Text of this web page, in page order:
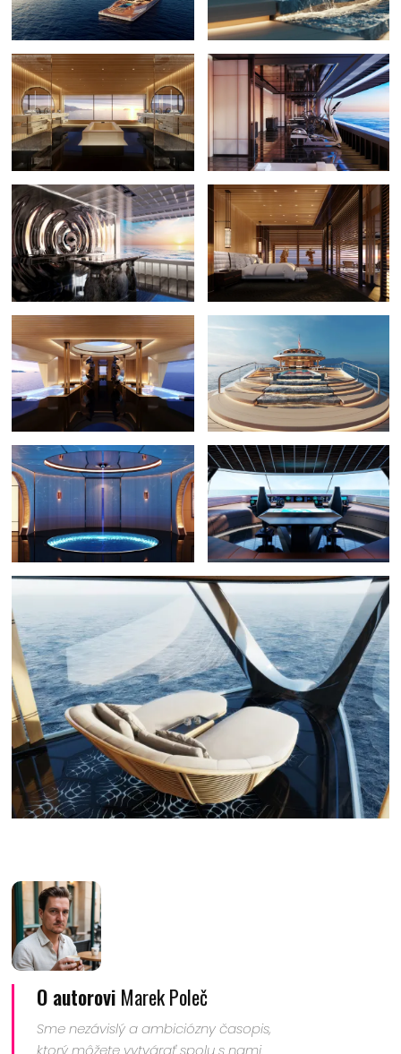
O autorovi Marek Poleč
Sme nezávislý a ambiciózny časopis,
ktorý môžete vytvárať spolu s nami.